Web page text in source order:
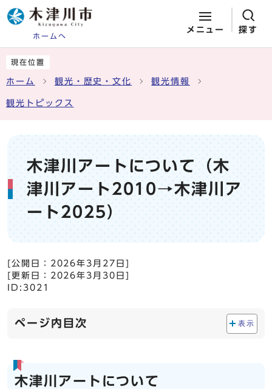
ホームへ
メニュー 探す
現在位置
ホーム 観光・歴史・文化 観光情報
観光トピックス
木津川アートについて（木
津川アート2010→木津川ア
ート2025）
[公開日： 2026年3月27日
[更新日： 2026年3月30日
ID:3021
ページ内目次 表示
木津川アートについて